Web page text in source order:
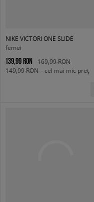
NIKE VICTORI ONE SLIDE
femei
139,99 RON
169,99 RON
149,99 RON - cel mai mic preț